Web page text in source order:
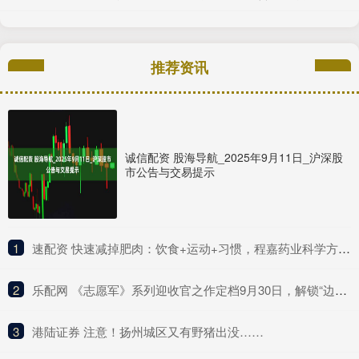
推荐资讯
诚信配资 股海导航_2025年9月11日_沪深股
市公告与交易提示
1 ​速配资 快速减掉肥肉：饮食+运动+习惯，程嘉药业科学方法全解析
2 ​乐配网 《志愿军》系列迎收官之作定档9月30日，解锁“边打边谈”新战局
3 ​港陆证券 注意！扬州城区又有野猪出没……